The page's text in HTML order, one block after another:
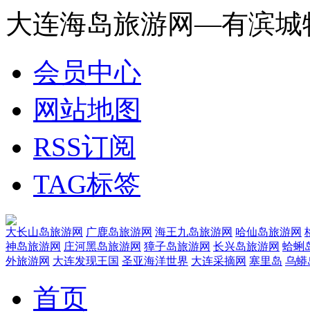
大连海岛旅游网—有滨城
会员中心
网站地图
RSS订阅
TAG标签
大长山岛旅游网 广鹿岛旅游网 海王九岛旅游网 哈仙岛旅游网
神岛旅游网 庄河黑岛旅游网 獐子岛旅游网 长兴岛旅游网 蛤蜊
外旅游网 大连发现王国 圣亚海洋世界 大连采摘网 塞里岛 乌蟒
首页